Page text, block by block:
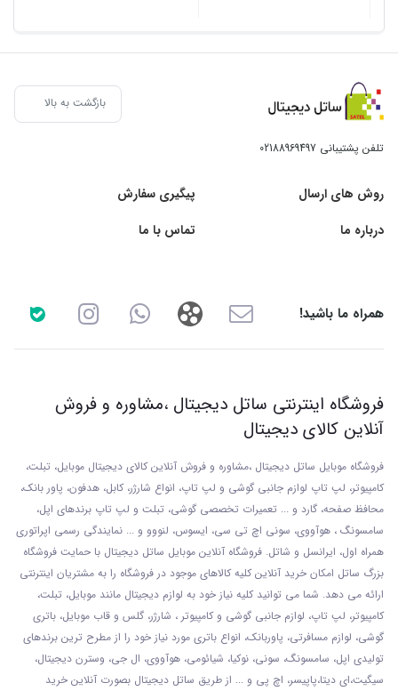
بازگشت به بالا
تلفن پشتیبانی 02188969497
روش های ارسال
پیگیری سفارش
درباره ما
تماس با ما
همراه ما باشید!
فروشگاه اینترنتی ساتل دیجیتال ،مشاوره و فروش
آنلاین کالای دیجیتال
فروشگاه موبایل ساتل دیجیتال ،مشاوره و فروش آنلاین کالای دیجیتال موبایل، تبلت،
کامپیوتر، لپ تاپ لوازم جانبی گوشی و لپ تاپ، انواع شارژر، کابل، هدفون، پاور بانک،
محافظ صفحه، گارد و ... تعمیرات تخصصی گوشی، تبلت و لپ تاپ برندهای اپل،
سامسونگ ، هوآووی، سونی اچ تی سی، ایسوس، لنووو و ... نمایندگی رسمی اپراتوری
همراه اول، ایرانسل و شاتل. فروشگاه آنلاین موبایل ساتل دیجیتال با حمایت فروشگاه
بزرگ ساتل امکان خرید آنلاین کلیه کالاهای موجود در فروشگاه را به مشتریان اینترنتی
ارائه می دهد. شما می توانید کلیه نیاز خود به لوازم دیجیتال مانند موبایل، تبلت،
کامپیوتر، لپ تاپ، لوازم جانبی گوشی و کامپیوتر ، شارژر، گلس و قاب موبایل، باتری
گوشی، لوازم مسافرتی، پاوربانک، انواع باتری مورد نیاز خود را از مطرح ترین برندهای
تولیدی اپل، سامسونگ، سونی، نوکیا، شیائومی، هوآووی، ال جی، وسترن دیجیتال،
سیگیت،ای دیتا،پاپیسر، اچ پی و ... از طریق ساتل دیجیتال بصورت آنلاین خرید